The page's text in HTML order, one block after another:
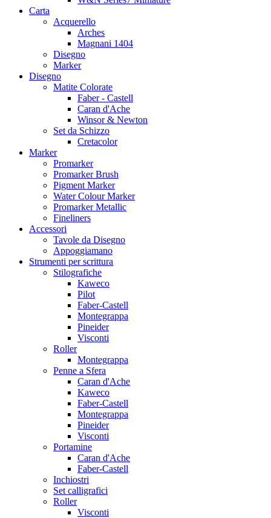
Carta
Acquerello
Arches
Magnani 1404
Disegno
Marker
Disegno
Matite Colorate
Faber - Castell
Caran d'Ache
Winsor & Newton
Set da Schizzo
Cretacolor
Marker
Promarker
Promarker Brush
Pigment Marker
Water Colour Marker
Promarker Metallic
Fineliners
Accessori
Tavole da Disegno
Appoggiamano
Strumenti per scrittura
Stilografiche
Kaweco
Pilot
Faber-Castell
Montegrappa
Pineider
Visconti
Roller
Montegrappa
Penne a Sfera
Caran d'Ache
Kaweco
Faber-Castell
Montegrappa
Pineider
Visconti
Portamine
Caran d'Ache
Faber-Castell
Inchiostri
Set calligrafici
Roller
Visconti